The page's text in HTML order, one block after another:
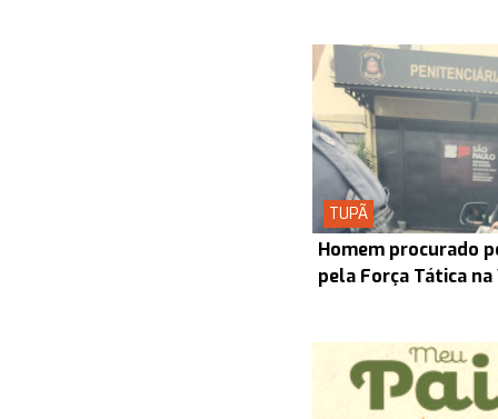
TUPÃ
Homem procurado
pela Força Tática